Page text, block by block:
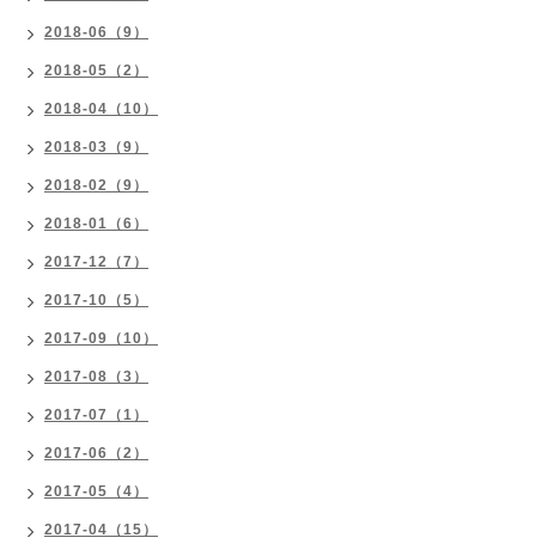
2018-06（9）
2018-05（2）
2018-04（10）
2018-03（9）
2018-02（9）
2018-01（6）
2017-12（7）
2017-10（5）
2017-09（10）
2017-08（3）
2017-07（1）
2017-06（2）
2017-05（4）
2017-04（15）